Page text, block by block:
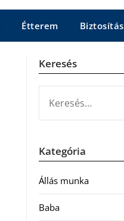
Étterem Biztosítás
Keresés
Kategória
Állás munka
Baba